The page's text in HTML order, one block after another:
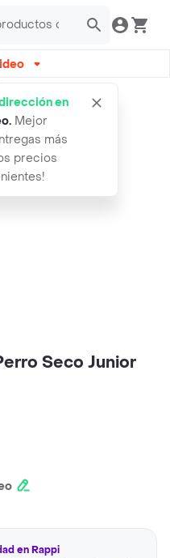
en
. Mejor
más
precios
Seco Junior
en Rappi